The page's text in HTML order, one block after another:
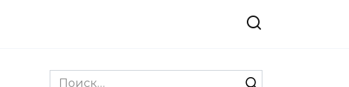
Search